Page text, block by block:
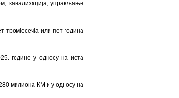
канализација, управљање
тромјесечја или пет година
године у односу на иста
280 милиона КМ и у односу на